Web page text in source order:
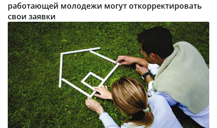
работающей молодежи могут откорректировать
свои заявки